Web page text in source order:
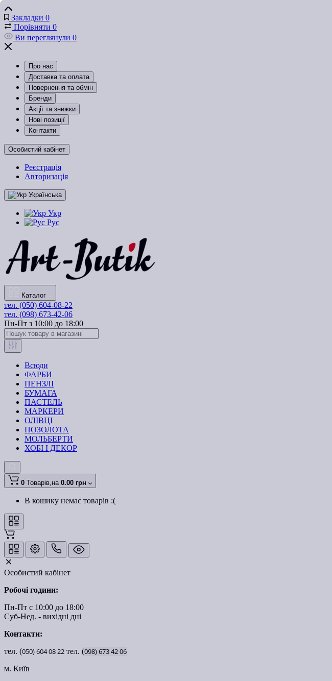
Закладки 0
Порівняти 0
Ви переглянули 0
Про нас
Доставка та оплата
Повернення та обмін
Бренди
Акції та знижки
Нові позиції
Контакти
Особистий кабінет
Реєстрація
Авторизація
Українська
Укр
Рус
Каталог
тел. (050) 604-08-22
тел. (098) 673-42-06
Пн-Пт з 10:00 до 18:00
Всюди
ФАРБИ
ПЕНЗЛІ
БУМАГА
ПАСТЕЛЬ
МАРКЕРИ
ОЛІВЦІ
ПОЗОЛОТА
МОЛЬБЕРТИ
ХОБІ І ДЕКОР
0 Товарів,на 0.00 грн
В кошику немає товарів :(
Особистий кабінет
Робочі години:
Пн-Пт с 10:00 до 18:00
Суб-Нед. - вихідні дні
Контакти:
тел. (050)6040822 тел. (098)6734206
м. Київ